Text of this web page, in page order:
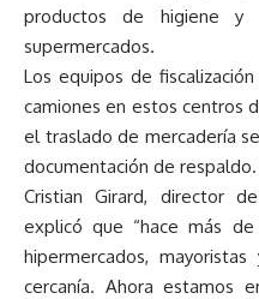
productos de higiene y
supermercados.
Los equipos de
camiones en estos centros
el traslado de mercadería
documentación de respaldo.
Cristian Girard, director
explicó que “hace más
hipermercados,
cercanía. Ahora estamos